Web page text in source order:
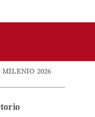
MILENIO 2026